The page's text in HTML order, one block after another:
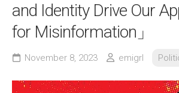
and Identity Drive Our
for Misinformation」
November 8, 2023 emigrl